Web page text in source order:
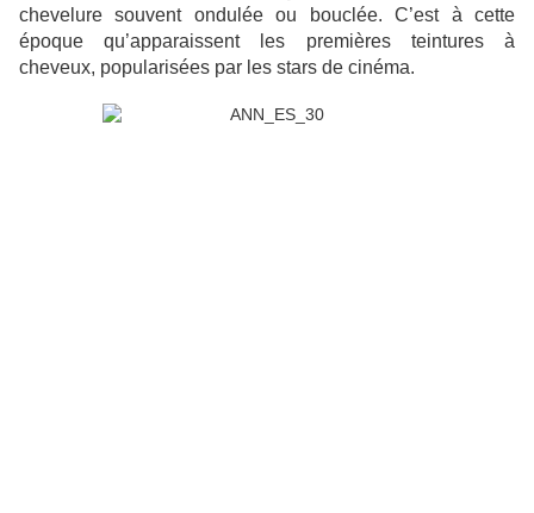
chevelure souvent ondulée ou bouclée. C’est à cette
époque qu’apparaissent les premières teintures à
cheveux, popularisées par les stars de cinéma.